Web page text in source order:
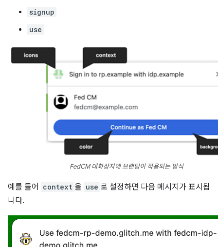
signup
use
FedCM 대화상자에 브랜딩이 적용되는 방식
예를 들어 context 을 use 로 설정하면 다음 메시지가 표시됩
니다.